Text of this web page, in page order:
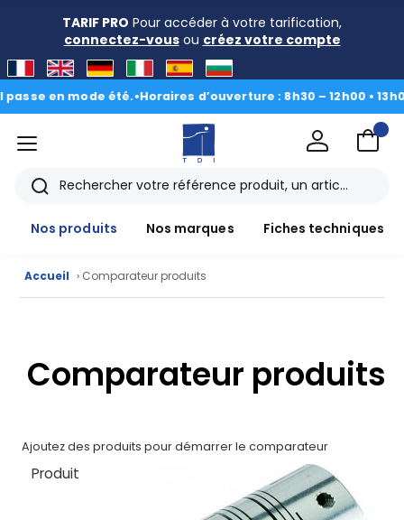
TARIF PRO Pour accéder à votre tarification,
connectez-vousou créez votre compte
en mode été.•Horaires d’ouverture : 8h30 – 12h00 • 13h00 -
CAD/3D
marques
menu
Rechercher
Nos produits
Nos marques Fiches techniques
Accueil › Comparateur produits
Comparateur produits
Ajoutez des produits pour démarrer le comparateur
Produit